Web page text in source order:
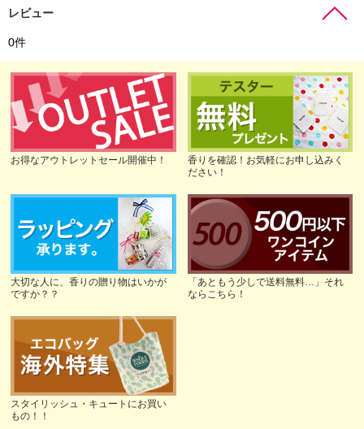
レビュー
0件
お得なアウトレットセール開催中！
香りを確認！お気軽にお申し込みく
ださい！
大切な人に、香りの贈り物はいかが
ですか？？
「あともう少しで送料無料…」それ
ならこちら！
スタイリッシュ・キュートにお買い
もの！！